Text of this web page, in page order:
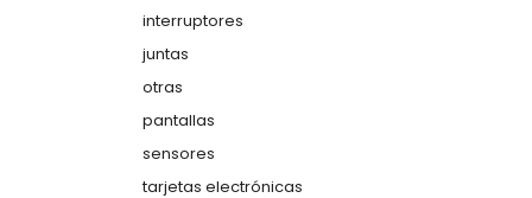
interruptores
juntas
otras
pantallas
sensores
tarjetas electrónicas